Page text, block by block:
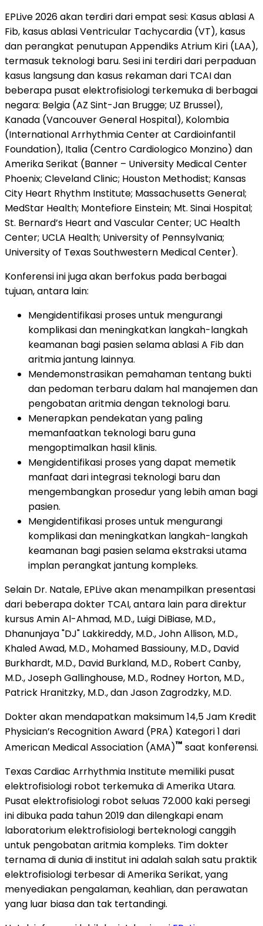
EPLive 2026 akan terdiri dari empat sesi: Kasus ablasi A
Fib, kasus ablasi Ventricular Tachycardia (VT), kasus
dan perangkat penutupan Appendiks Atrium Kiri (LAA),
termasuk teknologi baru. Sesi ini terdiri dari perpaduan
kasus langsung dan kasus rekaman dari TCAI dan
beberapa pusat elektrofisiologi terkemuka di berbagai
negara: Belgia (AZ Sint-Jan Brugge; UZ Brussel),
Kanada (Vancouver General Hospital), Kolombia
(International Arrhythmia Center at Cardioinfantil
Foundation), Italia (Centro Cardiologico Monzino) dan
Amerika Serikat (Banner – University Medical Center
Phoenix; Cleveland Clinic; Houston Methodist; Kansas
City Heart Rhythm Institute; Massachusetts General;
MedStar Health; Montefiore Einstein; Mt. Sinai Hospital;
St. Bernard’s Heart and Vascular Center; UC Health
Center; UCLA Health; University of Pennsylvania;
University of Texas Southwestern Medical Center).
Konferensi ini juga akan berfokus pada berbagai
tujuan, antara lain:
Mengidentifikasi proses untuk mengurangi
komplikasi dan meningkatkan langkah-langkah
keamanan bagi pasien selama ablasi A Fib dan
aritmia jantung lainnya.
Mendemonstrasikan pemahaman tentang bukti
dan pedoman terbaru dalam hal manajemen dan
pengobatan aritmia dengan teknologi baru.
Menerapkan pendekatan yang paling
memanfaatkan teknologi baru guna
mengoptimalkan hasil klinis.
Mengidentifikasi proses yang dapat memetik
manfaat dari integrasi teknologi baru dan
mengembangkan prosedur yang lebih aman bagi
pasien.
Mengidentifikasi proses untuk mengurangi
komplikasi dan meningkatkan langkah-langkah
keamanan bagi pasien selama ekstraksi utama
implan perangkat jantung kompleks.
Selain Dr. Natale, EPLive akan menampilkan presentasi
dari beberapa dokter TCAI, antara lain para direktur
kursus Amin Al-Ahmad, M.D., Luigi DiBiase, M.D.,
Dhanunjaya "DJ" Lakkireddy, M.D., John Allison, M.D.,
Khaled Awad, M.D., Mohamed Bassiouny, M.D., David
Burkhardt, M.D., David Burkland, M.D., Robert Canby,
M.D., Joseph Gallinghouse, M.D., Rodney Horton, M.D.,
Patrick Hranitzky, M.D., dan Jason Zagrodzky, M.D.
Dokter akan mendapatkan maksimum 14,5 Jam Kredit
Physician’s Recognition Award (PRA) Kategori 1 dari
American Medical Association (AMA)™ saat konferensi.
Texas Cardiac Arrhythmia Institute memiliki pusat
elektrofisiologi robot terkemuka di Amerika Utara.
Pusat elektrofisiologi robot seluas 72.000 kaki persegi
ini dibuka pada tahun 2019 dan dilengkapi enam
laboratorium elektrofisiologi berteknologi canggih
untuk pengobatan aritmia kompleks. Tim dokter
ternama di dunia di institut ini adalah salah satu praktik
elektrofisiologi terbesar di Amerika Serikat, yang
menyediakan pengalaman, keahlian, dan perawatan
yang luar biasa dan tak tertandingi.